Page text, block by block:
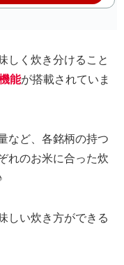
しく炊き分けること
能が搭載されていま
など、各銘柄の持つ
れのお米に合った炊
しい炊き方ができる